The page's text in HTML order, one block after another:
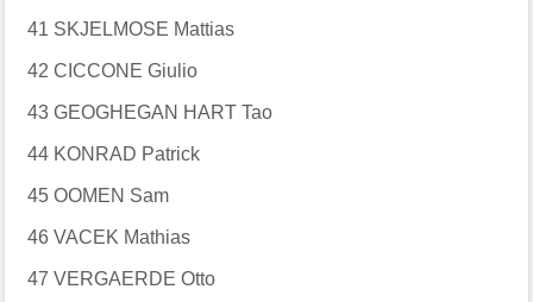
41 SKJELMOSE Mattias
42 CICCONE Giulio
43 GEOGHEGAN HART Tao
44 KONRAD Patrick
45 OOMEN Sam
46 VACEK Mathias
47 VERGAERDE Otto